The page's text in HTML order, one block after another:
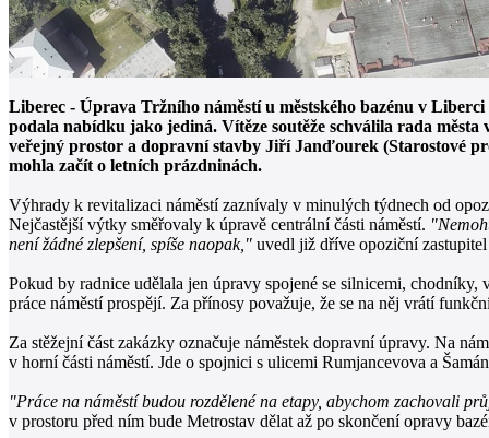
Liberec - Úprava Tržního náměstí u městského bazénu v
podala nabídku jako jediná. Vítěze soutěže schválila rada
veřejný prostor a dopravní stavby Jiří Janďourek (Starostové
mohla začít o letních prázdninách.
Výhrady k revitalizaci náměstí zaznívaly v minulých týdnech od
Nejčastější výtky směřovaly k úpravě centrální části náměstí.
není žádné zlepšení, spíše naopak," uvedl již dříve opoziční
Pokud by radnice udělala jen úpravy spojené se silnicemi,
práce náměstí prospějí. Za přínosy považuje, že se na něj vrátí
Za stěžejní část zakázky označuje náměstek dopravní úpravy. Na
v horní části náměstí. Jde o spojnici s ulicemi Rumjancevova a
"Práce na náměstí budou rozdělené na etapy, abychom zachovali
v prostoru před ním bude Metrostav dělat až po skončení opravy